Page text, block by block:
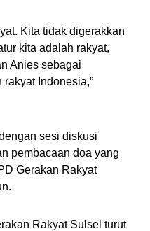
Kita tidak digerakkan
kita adalah rakyat,
Anies sebagai
Indonesia,”
sesi diskusi
pembacaan doa yang
Gerakan Rakyat
Rakyat Sulsel turut